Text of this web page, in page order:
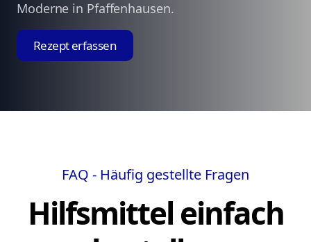
Moderne in Pfaffenhausen.
Rezept erfassen
FAQ - Häufig gestellte Fragen
Hilfsmittel einfach